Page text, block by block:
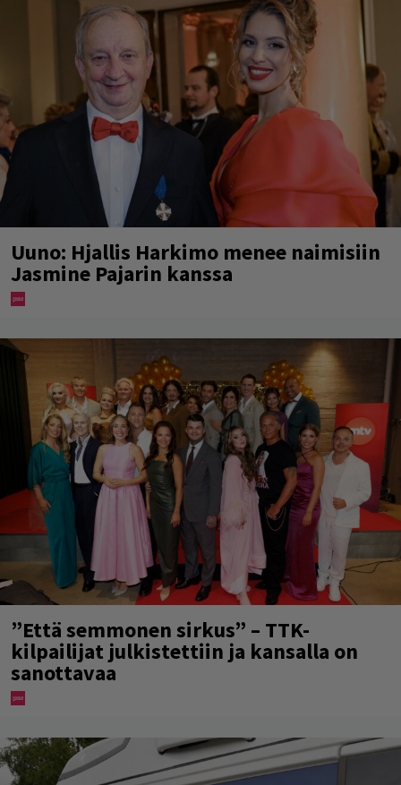
Uuno: Hjallis Harkimo menee naimisiin
Jasmine Pajarin kanssa
”Että semmonen sirkus” – TTK-
kilpailijat julkistettiin ja kansalla on
sanottavaa